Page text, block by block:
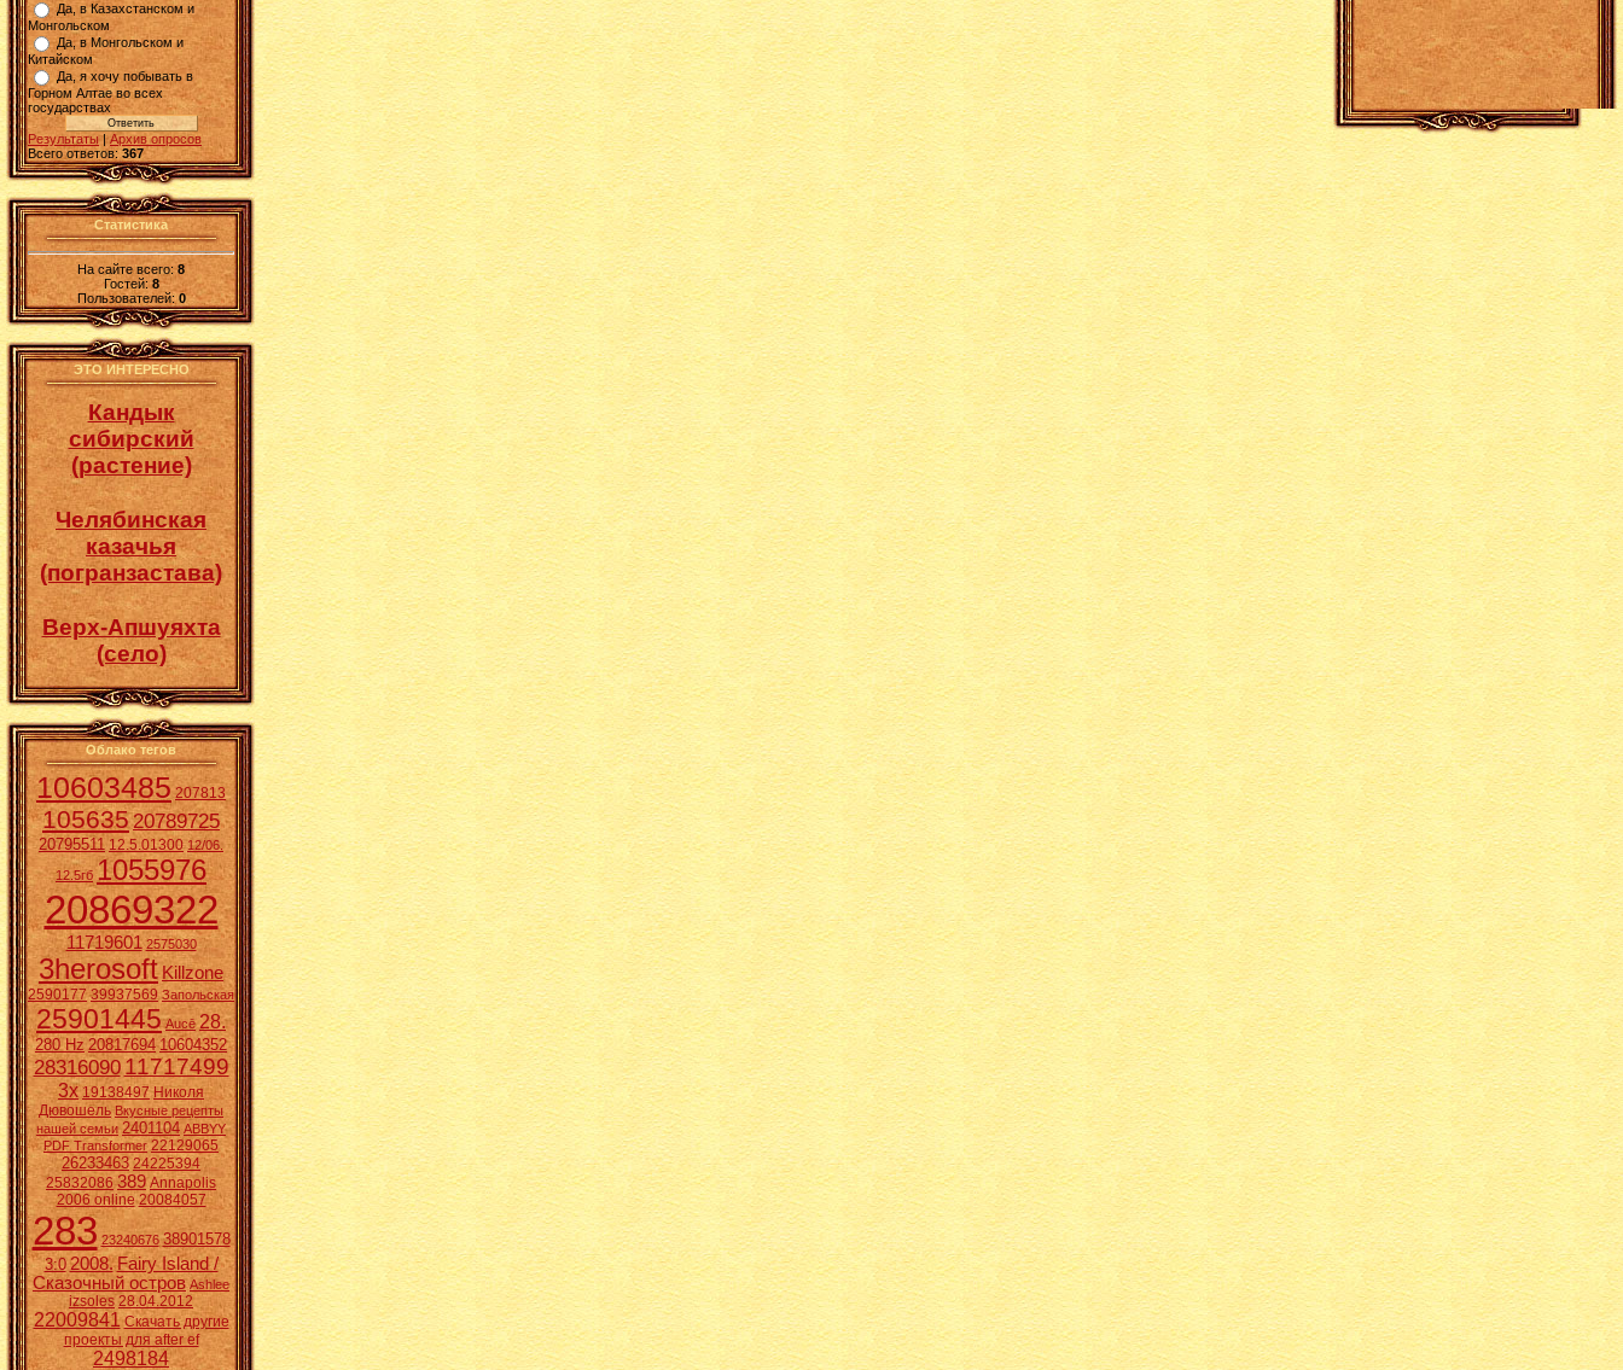
Да, в Казахстанском и
Монгольском
Да, в Монгольском и
Китайском
Да, я хочу побывать в
Горном Алтае во всех
государствах
Результаты |Архив опросов
Всего ответов: 367
Статистика
На сайте всего:8
Гостей:8
Пользователей: 0
ЭТО ИНТЕРЕСНО
Кандык
сибирский
(растение)
Челябинская
казачья
(погранзастава)
Верх-Апшуяхта
(село)
Облако тегов
10603485 207813
10563520789725
20795511 12.5.01300 12/06.
12.5гб 1055976
20869322
11719601 2575030
3herosoft Killzone
2590177 39937569 Запольская
25901445 Aucē 28.
280 Hz 20817694 10604352
2831609011717499
3x 19138497 Николя
Дювошель Вкусные рецепты
нашей семьи 2401104 ABBYY
PDF Transformer 22129065
26233463 24225394
25832086 389 Annapolis
2006 online 20084057
283 23240676 38901578
3:0 2008. Fairy Island /
Сказочный остров Ashlee
izsoles 28.04.2012
22009841 Скачать другие
проекты для after ef
2498184